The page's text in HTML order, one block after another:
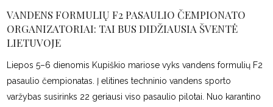
VANDENS FORMULIŲ F2 PASAULIO ČEMPIONATO
ORGANIZATORIAI: TAI BUS DIDŽIAUSIA ŠVENTĖ
LIETUVOJE
Liepos 5–6 dienomis Kupiškio mariose vyks vandens formulių F2
pasaulio čempionatas. Į elitines techninio vandens sporto
varžybas susirinks 22 geriausi viso pasaulio pilotai. Nuo karantino